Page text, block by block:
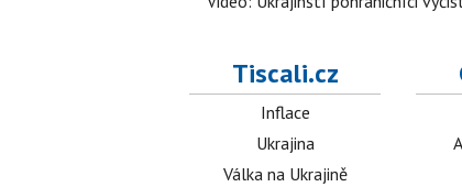
Tiscali.cz
Inflace
Ukrajina
Válka na Ukrajině